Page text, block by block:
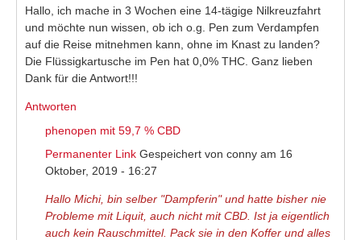
Hallo, ich mache in 3 Wochen eine 14-tägige Nilkreuzfahrt
und möchte nun wissen, ob ich o.g. Pen zum Verdampfen
auf die Reise mitnehmen kann, ohne im Knast zu landen?
Die Flüssigkartusche im Pen hat 0,0% THC. Ganz lieben
Dank für die Antwort!!!
Antworten
phenopen mit 59,7 % CBD
Permanenter Link Gespeichert von conny am 16
Oktober, 2019 - 16:27
Hallo Michi, bin selber "Dampferin" und hatte bisher nie
Probleme mit Liquit, auch nicht mit CBD. Ist ja eigentlich
auch kein Rauschmittel. Pack sie in den Koffer und alles